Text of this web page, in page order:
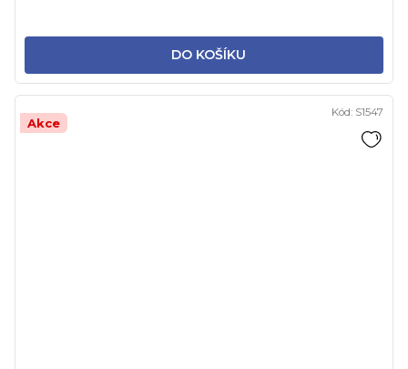
DO KOŠÍKU
Akce
Kód: S1547